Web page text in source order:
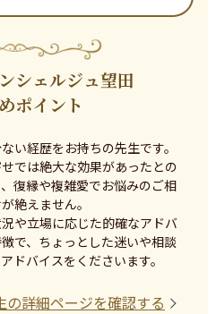
シェルジュ望田
ポイント
い経歴をお持ちの先生です。
では絶大な効果があったとの
復縁や複雑愛でお悩みのご相
絶えません。
や立場に応じた的確なアドバ
で、ちょっとした迷いや相談
ドバイスをくださいます。
の詳細ページを確認する